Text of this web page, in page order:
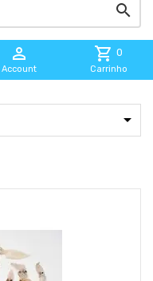


Account
shopping_cart 0
Carrinho
